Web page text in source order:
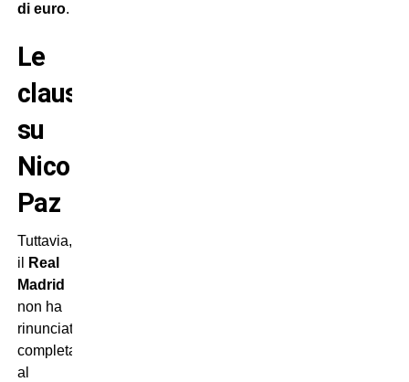
di euro.
Le
clausole
su
Nico
Paz
Tuttavia,
il
Real
Madrid
non ha
rinunciato
completamente
al